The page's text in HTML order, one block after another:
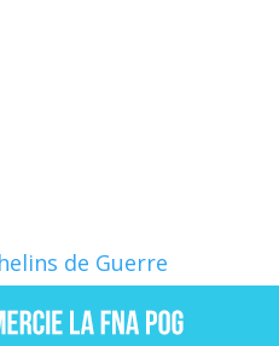
de Guerre